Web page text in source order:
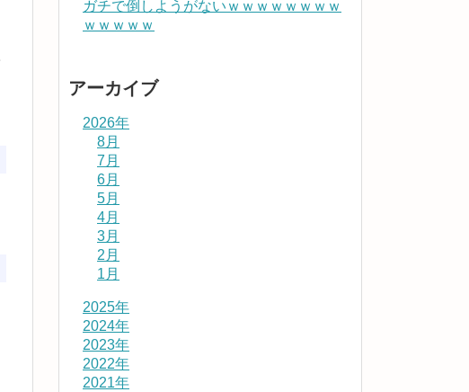
ガチで倒しようがないｗｗｗｗｗｗｗｗ
ｗｗｗｗｗ
アーカイブ
2026年
8月
7月
6月
5月
4月
3月
2月
1月
2025年
2024年
2023年
2022年
2021年